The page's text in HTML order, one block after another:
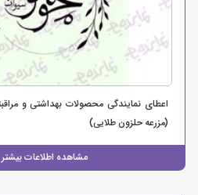
اعطای نمایندگی محصولات بهداشتی و
(مزرعه حلزون طلایی)
مشاهده اطلاعات بیشتر